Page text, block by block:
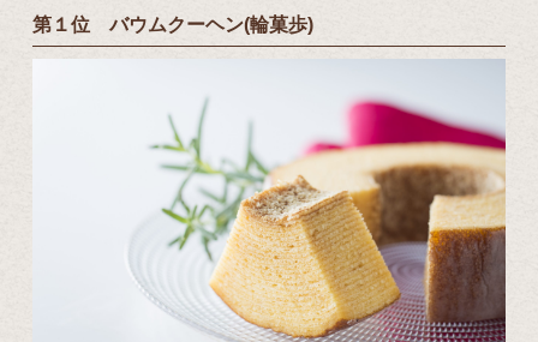
第１位 バウムクーヘン(輪菓歩)